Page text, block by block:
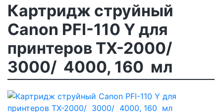
Картридж струйный
Canon PFI-110 Y для
принтеров TX-2000/
3000/ 4000, 160 мл